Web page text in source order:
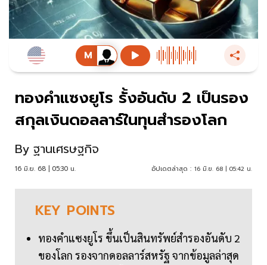
ทองคำแซงยูโร รั้งอันดับ 2 เป็นรอง
สกุลเงินดอลลาร์ในทุนสำรองโลก
By ฐานเศรษฐกิจ
16 มิ.ย. 68 | 05:30 น. อัปเดตล่าสุด : 16 มิ.ย. 68 | 05:42 น.
KEY POINTS
ทองคำแซงยูโร ขึ้นเป็นสินทรัพย์สำรองอันดับ 2
ของโลก รองจากดอลลาร์สหรัฐ จากข้อมูลล่าสุด